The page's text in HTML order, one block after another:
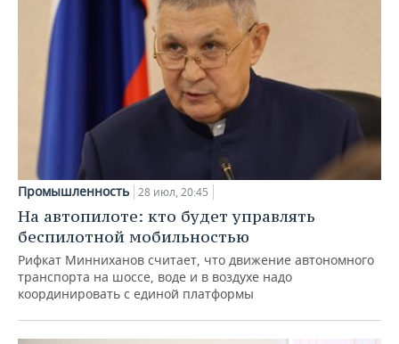
Промышленность 28 июл, 20:45
На автопилоте: кто будет управлять
беспилотной мобильностью
Рифкат Минниханов считает, что движение автономного
транспорта на шоссе, воде и в воздухе надо
координировать с единой платформы